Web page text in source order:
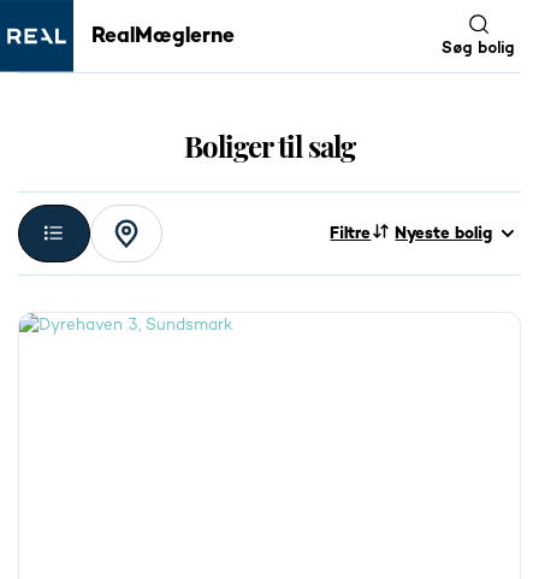
RealMæglerne
Søg bolig
Boliger til salg
Filtre Nyeste bolig